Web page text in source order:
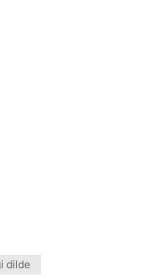
dilde